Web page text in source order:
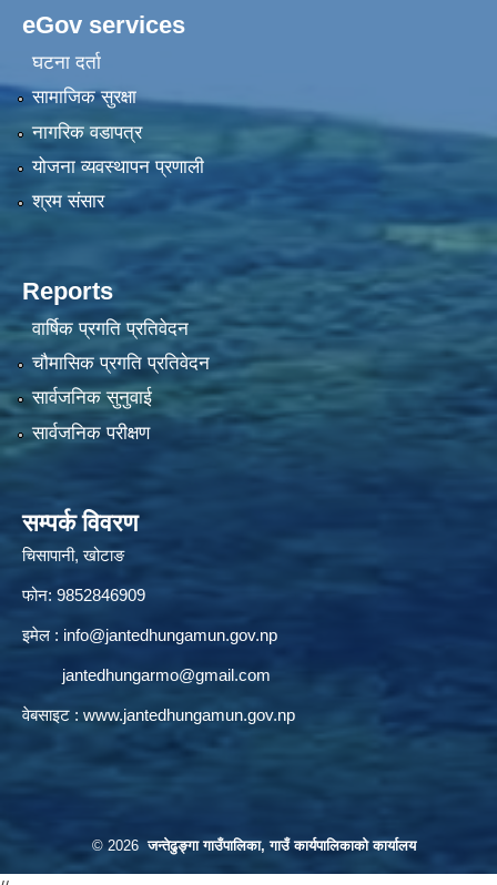
eGov services
घटना दर्ता
सामाजिक सुरक्षा
नागरिक वडापत्र
योजना व्यवस्थापन प्रणाली
श्रम संसार
Reports
वार्षिक प्रगति प्रतिवेदन
चौमासिक प्रगति प्रतिवेदन
सार्वजनिक सुनुवाई
सार्वजनिक परीक्षण
सम्पर्क विवरण
चिसापानी, खोटाङ
फोन: 9852846909
इमेल : info@jantedhungamun.gov.np
jantedhungarmo@gmail.com
वेबसाइट : www.jantedhungamun.gov.np
© 2026जन्तेढुङ्गा गाउँपालिका, गाउँ कार्यपालिकाको कार्यालय